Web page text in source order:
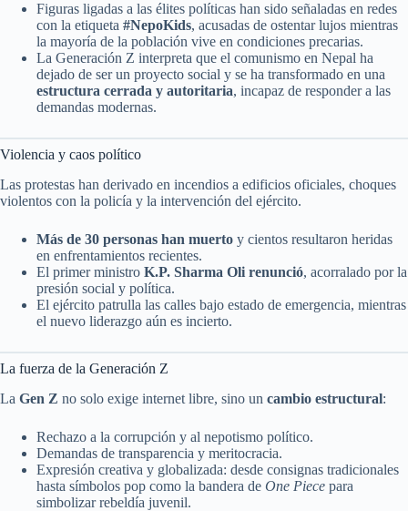
Figuras ligadas a las élites políticas han sido señaladas en redes
con la etiqueta #NepoKids, acusadas de ostentar lujos mientras
la mayoría de la población vive en condiciones precarias.
La Generación Z interpreta que el comunismo en Nepal ha
dejado de ser un proyecto social y se ha transformado en una
estructura cerrada y autoritaria, incapaz de responder a las
demandas modernas.
Violencia y caos político
Las protestas han derivado en incendios a edificios oficiales, choques
violentos con la policía y la intervención del ejército.
Más de 30 personas han muerto y cientos resultaron heridas
en enfrentamientos recientes.
El primer ministro K.P. Sharma Oli renunció, acorralado por la
presión social y política.
El ejército patrulla las calles bajo estado de emergencia, mientras
el nuevo liderazgo aún es incierto.
La fuerza de la Generación Z
La Gen Z no solo exige internet libre, sino un cambio estructural:
Rechazo a la corrupción y al nepotismo político.
Demandas de transparencia y meritocracia.
Expresión creativa y globalizada: desde consignas tradicionales
hasta símbolos pop como la bandera de One Piece para
simbolizar rebeldía juvenil.